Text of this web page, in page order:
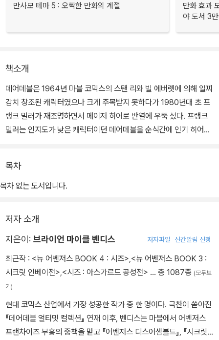
만사모 테마 5 : 오싹한 만화의 계절
만화 효과
야 도서 3
책소개
데어데블은 1964년 마블 코믹스의 스탠 리와 빌 에버렛에 의해 일찌
감치 창조된 캐릭터였으나 크게 주목받지 못하다가 1980년대 초 프
랭크 밀러가 재조명하면서 메이저 히어로 반열에 우뚝 섰다. 프랭크
밀러는 인지도가 낮은 캐릭터이던 데어데블을 순식간에 인기 히어로
이번 권에서는 헬스키친을 평정한 지하 조직의 보스 킹핀이 조직원들
의 배신으로 밀려나고 그 혼란 와중에 데어데블의 정체가 맷 머독이
2001년에 그 뒤를 이어 등장한 주목할 만한 스토리라인이 바로 이번
에 출간되는 브라이언 마이클 벤디스의 <데어데블>이다. 벤디스 <데
어데블>의 화가 알렉스 말레프(시크릿 어벤저스)는 우리나라 독자
취향을 저격하는 화풍으로 어둡고 묵직한 데어데블 이야기를 더 바랄
것 없이 그려냈다. 다만 <데어데블 얼티밋 컬렉션> 1권 전반부는 화
가 데이비드 맥(David Mack)이 담당했는데, 벤 유릭 기자와 소년
토미의 에피소드(데어데블 #16-19)를 수채화풍으로 표현하면서 다
양한 회화적 시도를 감행하는 원작의 느낌을 살리기 위해 한글화를
목차
목차 없는 도서입니다.
저자 소개
지은이: 브라이언 마이클 벤디스 저자파일 신간알림 신청
최근작 : <뉴 어벤저스 BOOK 4 : 시즈> <뉴 어벤저스 BOOK 3 :
시크릿 인베이전> <시즈 : 아스가르드 공성전> … 총 1087종 (모두보
기)
현대 코믹스 산업에서 가장 성공한 작가 중 한 명이다. 극찬이 쏟아진
『데어데블 얼티밋 컬렉션』 연재 이후, 벤디스는 마블에서 어벤저스
프랜차이즈 부흥의 중책을 맡고 『어벤저스 디스어셈블드』, 『시크릿